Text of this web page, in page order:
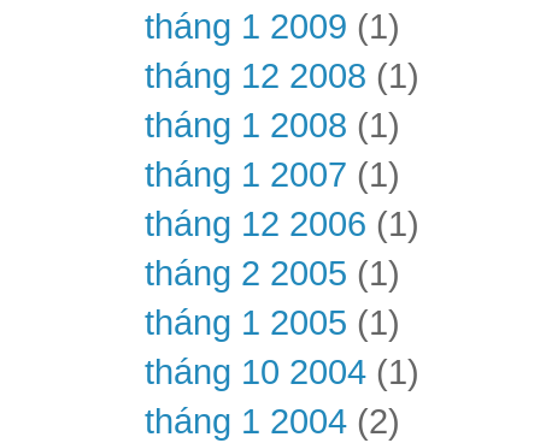
tháng 1 2009 (1)
tháng 12 2008 (1)
tháng 1 2008 (1)
tháng 1 2007 (1)
tháng 12 2006 (1)
tháng 2 2005 (1)
tháng 1 2005 (1)
tháng 10 2004 (1)
tháng 1 2004 (2)